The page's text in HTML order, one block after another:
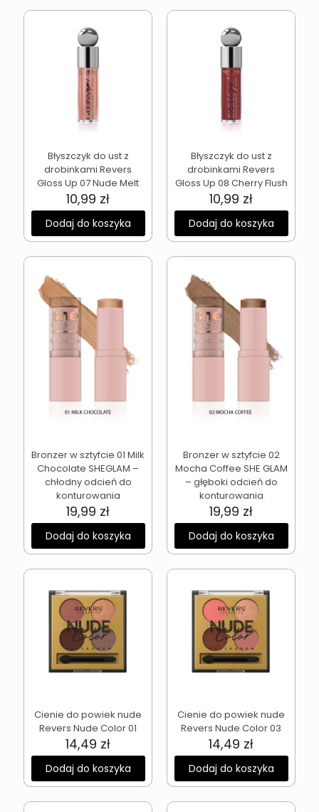
Błyszczyk do ust z
drobinkami Revers
Gloss Up 07 Nude Melt
10,99 zł
Dodaj do koszyka
Błyszczyk do ust z
drobinkami Revers
Gloss Up 08 Cherry Flush
10,99 zł
Dodaj do koszyka
Bronzer w sztyfcie 01 Milk
Chocolate SHEGLAM –
chłodny odcień do
konturowania
19,99 zł
Dodaj do koszyka
Bronzer w sztyfcie 02
Mocha Coffee SHE GLAM
– głęboki odcień do
konturowania
19,99 zł
Dodaj do koszyka
Cienie do powiek nude
Revers Nude Color 01
14,49 zł
Dodaj do koszyka
Cienie do powiek nude
Revers Nude Color 03
14,49 zł
Dodaj do koszyka